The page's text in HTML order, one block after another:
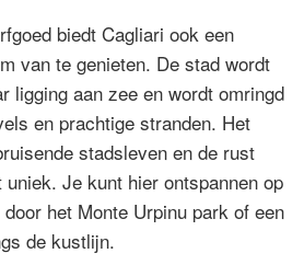
biedt Cagliari ook een
van te genieten. De stad wordt
ligging aan zee en wordt omringd
en prachtige stranden. Het
stadsleven en de rust
Je kunt hier ontspannen op
het Monte Urpinu park of een
de kustlijn.